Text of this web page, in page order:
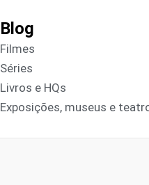
Blog
Filmes
Séries
Livros e HQs
Exposições, museus e